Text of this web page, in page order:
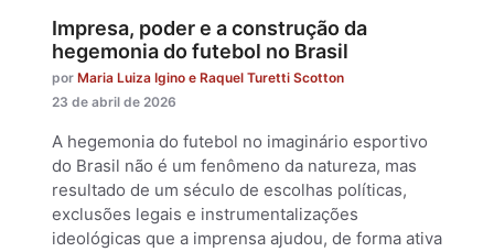
Impresa, poder e a construção da
hegemonia do futebol no Brasil
por Maria Luiza Igino e Raquel Turetti Scotton
23 de abril de 2026
A hegemonia do futebol no imaginário esportivo
do Brasil não é um fenômeno da natureza, mas
resultado de um século de escolhas políticas,
exclusões legais e instrumentalizações
ideológicas que a imprensa ajudou, de forma ativa